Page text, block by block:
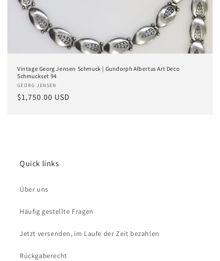
Vintage Georg Jensen Schmuck | Gundorph Albertus Art Deco
Schmuckset 94
Anbieter:
GEORG JENSEN
Normaler
$1,750.00 USD
Quick links
Über uns
Häufig gestellte Fragen
Jetzt versenden, im Laufe der Zeit bezahlen
Rückgaberecht